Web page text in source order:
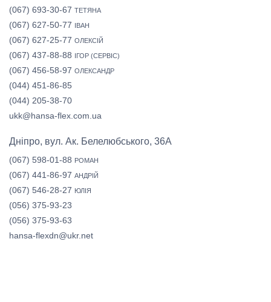
(067) 693-30-67 ТЕТЯНА
(067) 627-50-77 ІВАН
(067) 627-25-77 ОЛЕКСІЙ
(067) 437-88-88 ІГОР (СЕРВІС)
(067) 456-58-97 ОЛЕКСАНДР
(044) 451-86-85
(044) 205-38-70
ukk@hansa-flex.com.ua
Дніпро, вул. Ак. Белелюбського, 36А
(067) 598-01-88 РОМАН
(067) 441-86-97 АНДРІЙ
(067) 546-28-27 ЮЛІЯ
(056) 375-93-23
(056) 375-93-63
hansa-flexdn@ukr.net